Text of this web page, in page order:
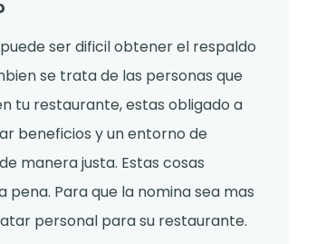
ser dificil obtener el respaldo
se trata de las personas que
tu restaurante, estas obligado a
beneficios y un entorno de
manera justa. Estas cosas
Para que la nomina sea mas
personal para su restaurante.